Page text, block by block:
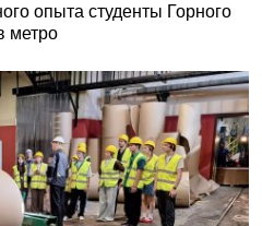
опыта студенты Горного
метро